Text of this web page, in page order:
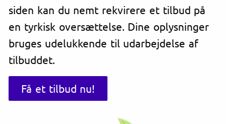
siden kan du nemt rekvirere et tilbud på
en tyrkisk oversættelse. Dine oplysninger
bruges udelukkende til udarbejdelse af
tilbuddet.
Få et tilbud nu!